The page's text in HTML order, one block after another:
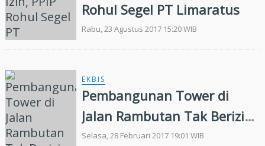
Rohul Segel PT Limaratus
Rabu, 23 Agustus 2017 15:20 WIB
EKBIS
Pembangunan Tower di
Jalan Rambutan Tak Berizin,
Masyarakat Minta Bongkar
Selasa, 28 Februari 2017 19:01 WIB